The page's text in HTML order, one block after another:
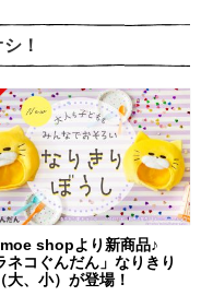
！
shopより新商品♪
ネコぐんだん」なりきり
大、小）が登場！